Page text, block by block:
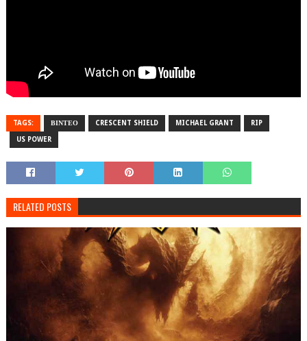
TAGS: ΒΙΝΤΕΟ CRESCENT SHIELD MICHAEL GRANT RIP
US POWER
RELATED POSTS